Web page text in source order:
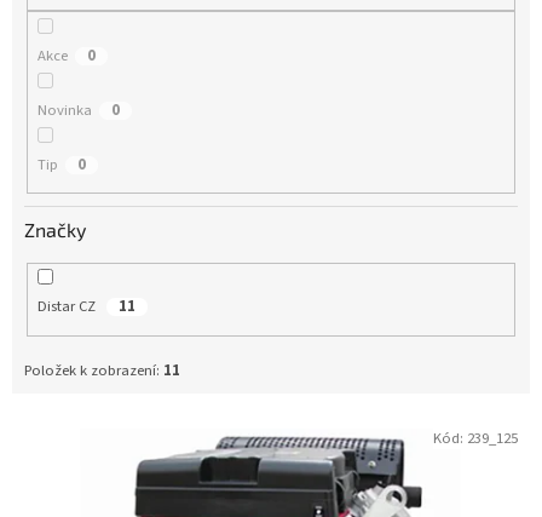
Akce 0
Novinka 0
Tip 0
Značky
Distar CZ 11
Položek k zobrazení: 11
Kód: 239_125